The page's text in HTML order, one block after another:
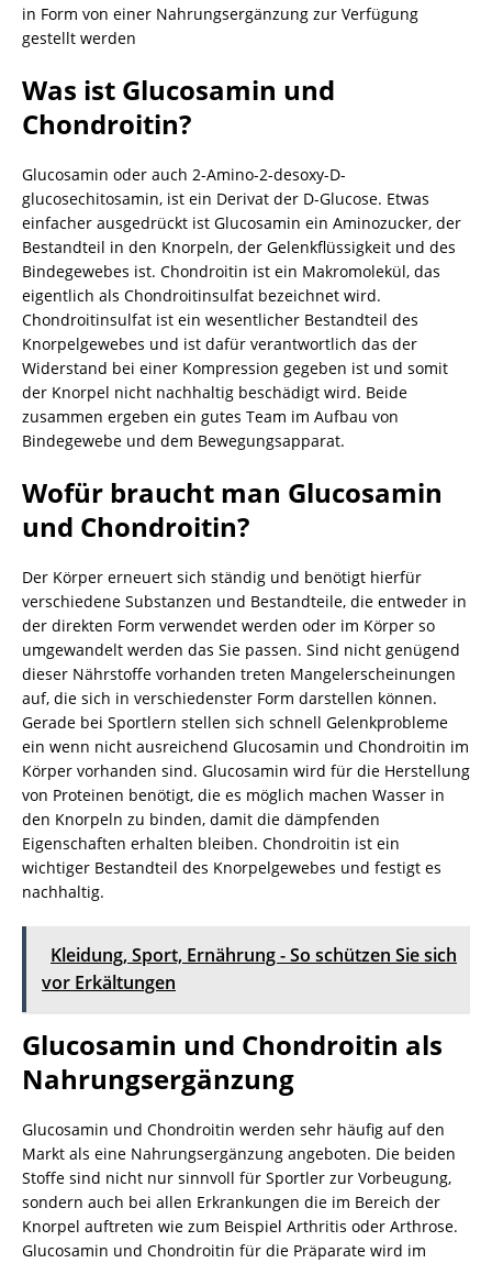
in Form von einer Nahrungsergänzung zur Verfügung
gestellt werden
Was ist Glucosamin und
Chondroitin?
Glucosamin oder auch 2-Amino-2-desoxy-D-
glucosechitosamin, ist ein Derivat der D-Glucose. Etwas
einfacher ausgedrückt ist Glucosamin ein Aminozucker, der
Bestandteil in den Knorpeln, der Gelenkflüssigkeit und des
Bindegewebes ist. Chondroitin ist ein Makromolekül, das
eigentlich als Chondroitinsulfat bezeichnet wird.
Chondroitinsulfat ist ein wesentlicher Bestandteil des
Knorpelgewebes und ist dafür verantwortlich das der
Widerstand bei einer Kompression gegeben ist und somit
der Knorpel nicht nachhaltig beschädigt wird. Beide
zusammen ergeben ein gutes Team im Aufbau von
Bindegewebe und dem Bewegungsapparat.
Wofür braucht man Glucosamin
und Chondroitin?
Der Körper erneuert sich ständig und benötigt hierfür
verschiedene Substanzen und Bestandteile, die entweder in
der direkten Form verwendet werden oder im Körper so
umgewandelt werden das Sie passen. Sind nicht genügend
dieser Nährstoffe vorhanden treten Mangelerscheinungen
auf, die sich in verschiedenster Form darstellen können.
Gerade bei Sportlern stellen sich schnell Gelenkprobleme
ein wenn nicht ausreichend Glucosamin und Chondroitin im
Körper vorhanden sind. Glucosamin wird für die Herstellung
von Proteinen benötigt, die es möglich machen Wasser in
den Knorpeln zu binden, damit die dämpfenden
Eigenschaften erhalten bleiben. Chondroitin ist ein
wichtiger Bestandteil des Knorpelgewebes und festigt es
nachhaltig.
Kleidung, Sport, Ernährung - So schützen Sie sich
vor Erkältungen
Glucosamin und Chondroitin als
Nahrungsergänzung
Glucosamin und Chondroitin werden sehr häufig auf den
Markt als eine Nahrungsergänzung angeboten. Die beiden
Stoffe sind nicht nur sinnvoll für Sportler zur Vorbeugung,
sondern auch bei allen Erkrankungen die im Bereich der
Knorpel auftreten wie zum Beispiel Arthritis oder Arthrose.
Glucosamin und Chondroitin für die Präparate wird im